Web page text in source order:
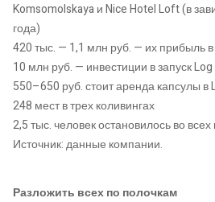
Komsomolskaya и Nice Hotel Loft (в
года)
420 тыс. — 1,1 млн руб. — их прибыль
10 млн руб. — инвестиции в запуск Log
550–650 руб. стоит аренда капсулы в
248 мест в трех коливингах
2,5 тыс. человек остановилось во всех
Источник: данные компании.
Разложить всех по полочкам